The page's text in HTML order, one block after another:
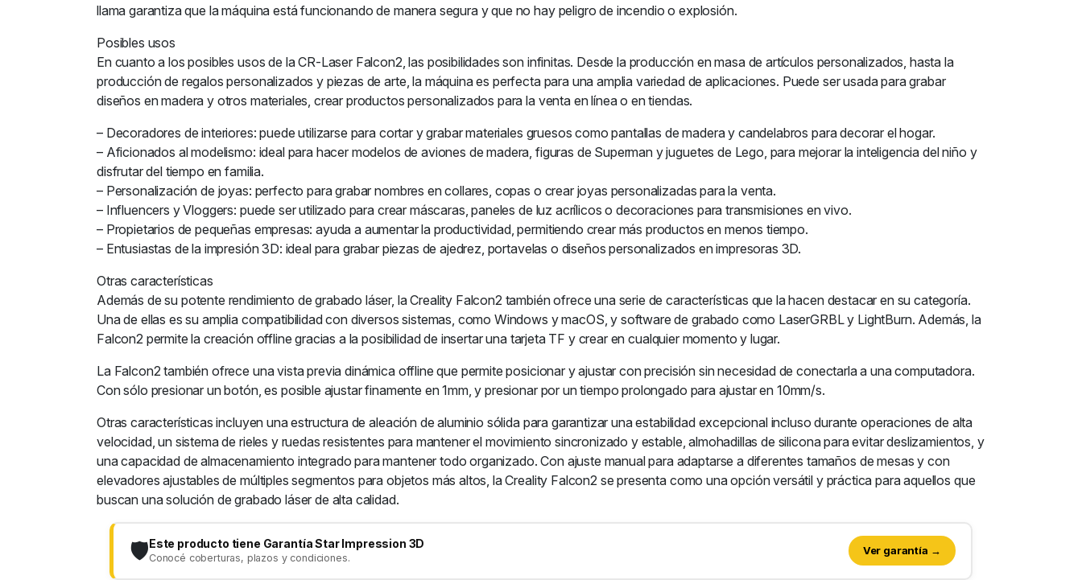
llama garantiza que la máquina está funcionando de manera segura y que no hay peligro de incendio o explosión.
Posibles usos
En cuanto a los posibles usos de la CR-Laser Falcon2, las posibilidades son infinitas. Desde la producción en masa de artículos personalizados, hasta la
producción de regalos personalizados y piezas de arte, la máquina es perfecta para una amplia variedad de aplicaciones. Puede ser usada para grabar
diseños en madera y otros materiales, crear productos personalizados para la venta en línea o en tiendas.
– Decoradores de interiores: puede utilizarse para cortar y grabar materiales gruesos como pantallas de madera y candelabros para decorar el hogar.
– Aficionados al modelismo: ideal para hacer modelos de aviones de madera, figuras de Superman y juguetes de Lego, para mejorar la inteligencia del niño y
disfrutar del tiempo en familia.
– Personalización de joyas: perfecto para grabar nombres en collares, copas o crear joyas personalizadas para la venta.
– Influencers y Vloggers: puede ser utilizado para crear máscaras, paneles de luz acrílicos o decoraciones para transmisiones en vivo.
– Propietarios de pequeñas empresas: ayuda a aumentar la productividad, permitiendo crear más productos en menos tiempo.
– Entusiastas de la impresión 3D: ideal para grabar piezas de ajedrez, portavelas o diseños personalizados en impresoras 3D.
Otras características
Además de su potente rendimiento de grabado láser, la Creality Falcon2 también ofrece una serie de características que la hacen destacar en su categoría.
Una de ellas es su amplia compatibilidad con diversos sistemas, como Windows y macOS, y software de grabado como LaserGRBL y LightBurn. Además, la
Falcon2 permite la creación offline gracias a la posibilidad de insertar una tarjeta TF y crear en cualquier momento y lugar.
La Falcon2 también ofrece una vista previa dinámica offline que permite posicionar y ajustar con precisión sin necesidad de conectarla a una computadora.
Con sólo presionar un botón, es posible ajustar finamente en 1mm, y presionar por un tiempo prolongado para ajustar en 10mm/s.
Otras características incluyen una estructura de aleación de aluminio sólida para garantizar una estabilidad excepcional incluso durante operaciones de alta
velocidad, un sistema de rieles y ruedas resistentes para mantener el movimiento sincronizado y estable, almohadillas de silicona para evitar deslizamientos, y
una capacidad de almacenamiento integrado para mantener todo organizado. Con ajuste manual para adaptarse a diferentes tamaños de mesas y con
elevadores ajustables de múltiples segmentos para objetos más altos, la Creality Falcon2 se presenta como una opción versátil y práctica para aquellos que
buscan una solución de grabado láser de alta calidad.
🛡️Este producto tiene Garantía Star Impression 3D
Conocé coberturas, plazos y condiciones.
Ver garantía →